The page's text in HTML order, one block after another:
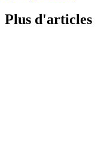
Plus d'articles